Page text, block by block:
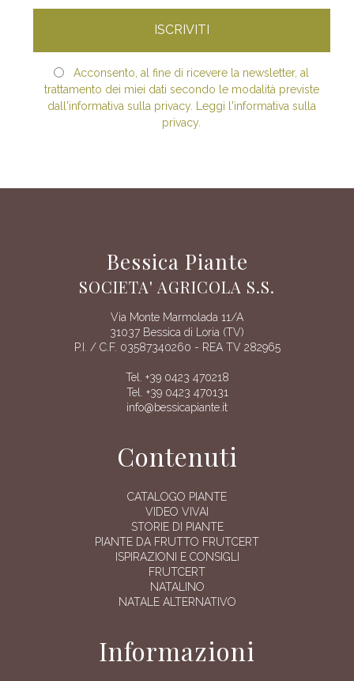
Acconsento, al fine di ricevere la newsletter, al
trattamento dei miei dati secondo le modalità previste
dall'informativa sulla privacy. Leggi l'informativa sulla
privacy.
Bessica Piante
SOCIETA' AGRICOLA S.S.
Via Monte Marmolada 11/A
31037 Bessica di Loria (TV)
P.I. / C.F. 03587340260 - REA TV 282965
Tel. +39 0423 470218
Tel. +39 0423 470131
info@bessicapiante.it
Contenuti
CATALOGO PIANTE
VIDEO VIVAI
STORIE DI PIANTE
PIANTE DA FRUTTO FRUTCERT
ISPIRAZIONI E CONSIGLI
FRUTCERT
NATALINO
NATALE ALTERNATIVO
Informazioni